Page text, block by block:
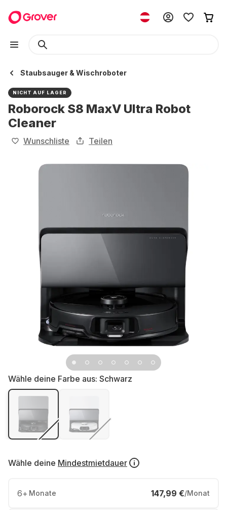
Staubsauger & Wischroboter
NICHT AUF LAGER
Roborock S8 MaxV Ultra Robot
Cleaner
Wunschliste Teilen
Wähle deine Farbe aus: Schwarz
Wähle deine Mindestmietdauer
6+ Monate 147,99 €/Monat